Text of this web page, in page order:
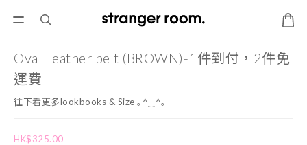
Oval Leather belt (BROWN)-1件到付，2件免
運費
往下看更多lookbooks & Size ｡^‿^｡
HK$325.00